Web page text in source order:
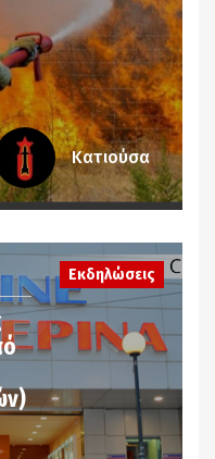
Κατιούσα
Εκδηλώσεις